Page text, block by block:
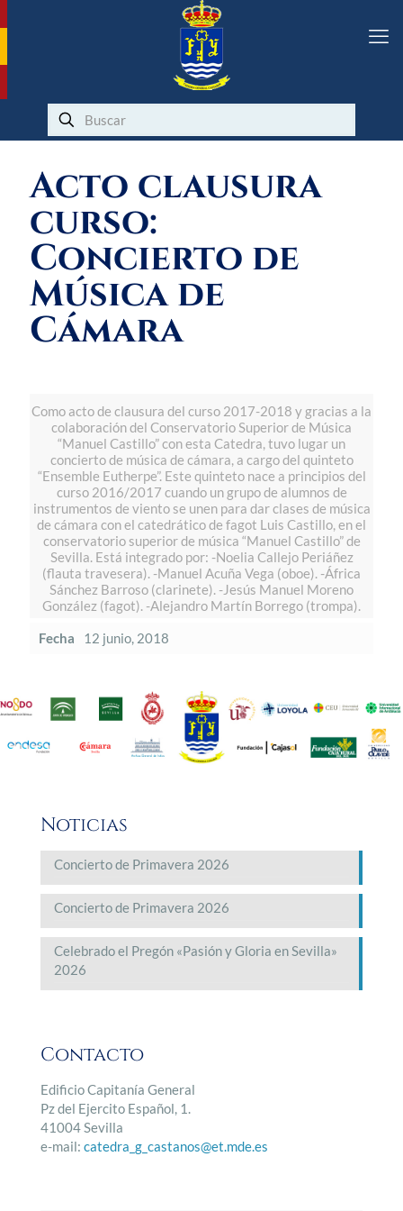
Acto clausura
curso:
Concierto de
Música de
Cámara
Como acto de clausura del curso 2017-2018 y gracias a la
colaboración del Conservatorio Superior de Música
“Manuel Castillo” con esta Catedra, tuvo lugar un
concierto de música de cámara, a cargo del quinteto
“Ensemble Eutherpe”. Este quinteto nace a principios del
curso 2016/2017 cuando un grupo de alumnos de
instrumentos de viento se unen para dar clases de música
de cámara con el catedrático de fagot Luis Castillo, en el
conservatorio superior de música “Manuel Castillo” de
Sevilla. Está integrado por: -Noelia Callejo Periáñez
(flauta travesera). -Manuel Acuña Vega (oboe). -África
Sánchez Barroso (clarinete). -Jesús Manuel Moreno
González (fagot). -Alejandro Martín Borrego (trompa).
Fecha
12 junio, 2018
Noticias
Concierto de Primavera 2026
Concierto de Primavera 2026
Celebrado el Pregón «Pasión y Gloria en Sevilla»
2026
Contacto
Edificio Capitanía General
Pz del Ejercito Español, 1.
41004 Sevilla
e-mail: catedra_g_castanos@et.mde.es